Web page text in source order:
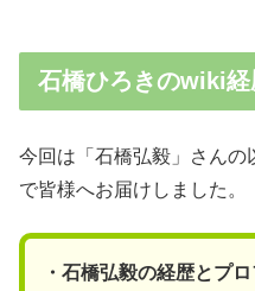
石橋ひろきのwiki
今回は「石橋弘毅」さん
で皆様へお届けしました。
・石橋弘毅の経歴とプ